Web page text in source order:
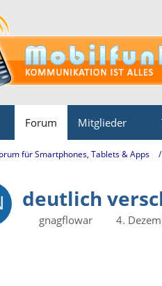
Forum Mitglieder
für Smartphones, Tablets & Apps
deutlich
gnagflowar
4.